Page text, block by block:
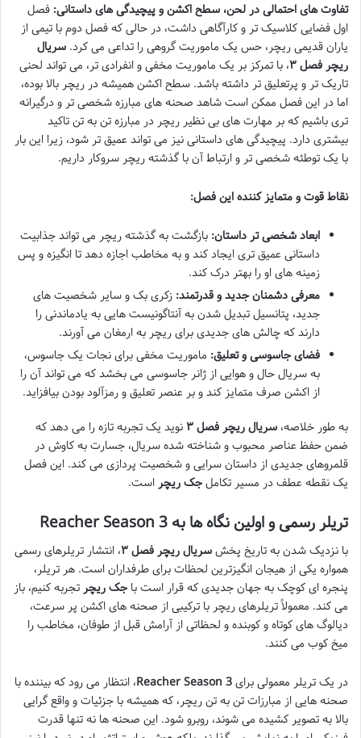
تفاوت های احتمالی در لحن، سطح اکشن و پیچیدگی های داستانی: فصل
اول فضایی کلاسیک تر و کارآگاهی داشت، در حالی که فصل دوم با تیمی از
یاران قدیمی ریچر، حس یک ماموریت گروهی را تداعی می کرد. سریال
ریچر فصل ۳
، با تمرکز بر یک ماموریت مخفی و انفرادی تر، می تواند لحنی
تاریک تر و پرتعلیق تر داشته باشد. سطح اکشن همیشه در ریچر بالا بوده،
اما در این فصل ممکن است شاهد صحنه های مبارزه شخصی تر و درگیرانه
تری باشیم که بر مهارت های بی نظیر ریچر در مبارزه تن به تن تاکید
بیشتری دارد. پیچیدگی های داستانی نیز می تواند عمیق تر شود، زیرا این بار
با یک توطئه شخصی تر و ارتباط آن با گذشته ریچر سروکار داریم.
نقاط قوت و متمایز کننده این فصل:
ابعاد شخصی تر داستان: بازگشت به گذشته ریچر می تواند جذابیت
داستانی عمیق تری ایجاد کند و به مخاطب اجازه دهد تا انگیزه و پس
زمینه های او را بهتر درک کند.
معرفی دشمنان جدید و قدرتمند: زکری بک و سایر شخصیت های
جدید، پتانسیل تبدیل شدن به آنتاگونیست هایی به یادماندنی را
دارند که چالش های جدیدی برای ریچر به ارمغان می آورند.
فضای جاسوسی و تعلیق: ماموریت مخفی برای نجات یک جاسوس،
به سریال حال و هوایی از ژانر جاسوسی می بخشد که می تواند آن را
از اکشن صرف متمایز کند و بر عنصر تعلیق و رمزآلود بودن بیافزاید.
به طور خلاصه، سریال ریچر فصل ۳
نوید یک تجربه تازه را می دهد که
ضمن حفظ عناصر محبوب و شناخته شده سریال، جسارت به کاوش در
قلمروهای جدیدی از داستان سرایی و شخصیت پردازی می کند. این فصل
یک نقطه عطف در مسیر تکاملجک ریچراست.
تریلر رسمی و اولین نگاه ها به Reacher Season 3
با نزدیک شدن به تاریخ پخشسریال ریچر فصل ۳
، انتشار تریلرهای رسمی
همواره یکی از هیجان انگیزترین لحظات برای طرفداران است. هر تریلر،
پنجره ای کوچک به جهان جدیدی که قرار است باجک ریچر تجربه کنیم، باز
می کند. معمولاً تریلرهای ریچر با ترکیبی از صحنه های اکشن پر سرعت،
دیالوگ های کوتاه و کوبنده و لحظاتی از آرامش قبل از طوفان، مخاطب را
میخ کوب می کنند.
در یک تریلر معمولی برایReacher Season 3، انتظار می رود که بیننده با
صحنه هایی از مبارزات تن به تن ریچر، که همیشه با جزئیات و واقع گرایی
بالا به تصویر کشیده می شوند، روبرو شود. این صحنه ها نه تنها قدرت